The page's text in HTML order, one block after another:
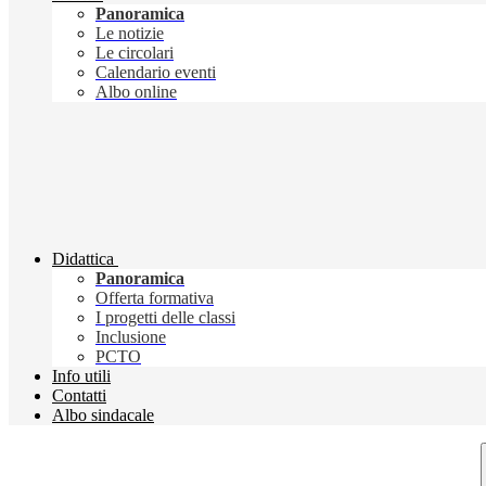
Panoramica
Le notizie
Le circolari
Calendario eventi
Albo online
Didattica
Panoramica
Offerta formativa
I progetti delle classi
Inclusione
PCTO
Info utili
Contatti
Albo sindacale